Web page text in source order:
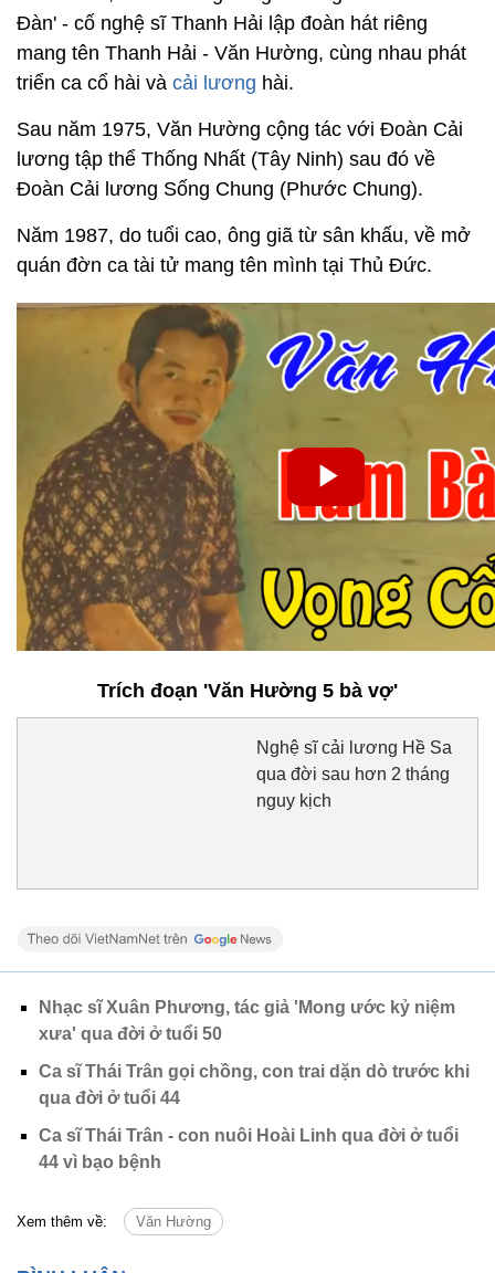
Đàn' - cố nghệ sĩ Thanh Hải lập đoàn hát riêng
mang tên Thanh Hải - Văn Hường, cùng nhau phát
triển ca cổ hài và cải lương hài.
Sau năm 1975, Văn Hường cộng tác với Đoàn Cải
lương tập thể Thống Nhất (Tây Ninh) sau đó về
Đoàn Cải lương Sống Chung (Phước Chung).
Năm 1987, do tuổi cao, ông giã từ sân khấu, về mở
quán đờn ca tài tử mang tên mình tại Thủ Đức.
Trích đoạn 'Văn Hường 5 bà vợ'
Nghệ sĩ cải lương Hề Sa
qua đời sau hơn 2 tháng
nguy kịch
Nhạc sĩ Xuân Phương, tác giả 'Mong ước kỷ niệm
xưa' qua đời ở tuổi 50
Ca sĩ Thái Trân gọi chồng, con trai dặn dò trước khi
qua đời ở tuổi 44
Ca sĩ Thái Trân - con nuôi Hoài Linh qua đời ở tuổi
44 vì bạo bệnh
Xem thêm về: Văn Hường